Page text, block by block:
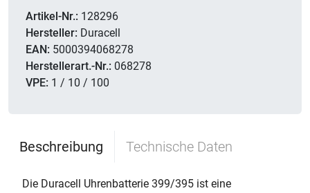
Artikel-Nr.: 128296
Hersteller: Duracell
EAN: 5000394068278
Herstellerart.-Nr.: 068278
VPE: 1 / 10 / 100
Beschreibung Technische Daten
Die Duracell Uhrenbatterie 399/395 ist eine